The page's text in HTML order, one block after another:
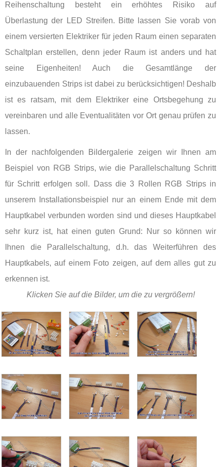
Reihenschaltung besteht ein erhöhtes Risiko auf
Überlastung der LED Streifen. Bitte lassen Sie vorab von
einem versierten Elektriker für jeden Raum einen separaten
Schaltplan erstellen, denn jeder Raum ist anders und hat
seine Eigenheiten! Auch die Gesamtlänge der
einzubauenden Strips ist dabei zu berücksichtigen! Deshalb
ist es ratsam, mit dem Elektriker eine Ortsbegehung zu
vereinbaren und alle Eventualitäten vor Ort genau prüfen zu
lassen.
In der nachfolgenden Bildergalerie zeigen wir Ihnen am
Beispiel von RGB Strips, wie die Parallelschaltung Schritt
für Schritt erfolgen soll. Dass die 3 Rollen RGB Strips in
unserem Installationsbeispiel nur an einem Ende mit dem
Hauptkabel verbunden worden sind und dieses Hauptkabel
sehr kurz ist, hat einen guten Grund: Nur so können wir
Ihnen die Parallelschaltung, d.h. das Weiterführen des
Hauptkabels, auf einem Foto zeigen, auf dem alles gut zu
erkennen ist.
Klicken Sie auf die Bilder, um die zu vergrößern!